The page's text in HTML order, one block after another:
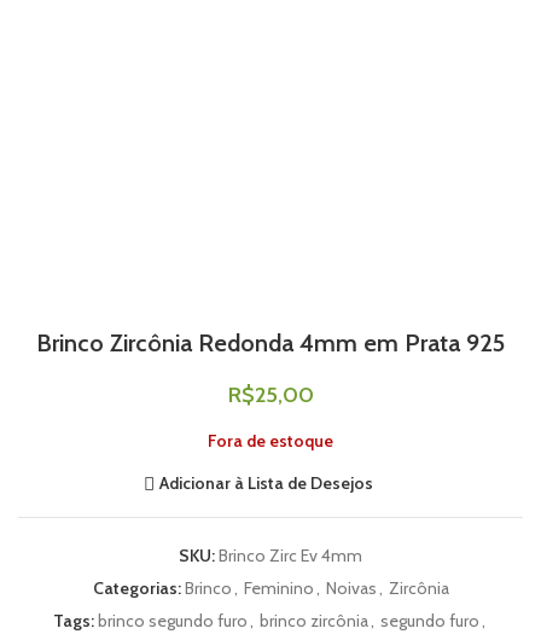
Brinco Zircônia Redonda 4mm em Prata 925
R$25,00
Fora de estoque
Adicionar à Lista de Desejos
SKU:Brinco Zirc Ev 4mm
Categorias:Brinco, Feminino, Noivas, Zircônia
Tags:brinco segundo furo, brinco zircônia, segundo furo,